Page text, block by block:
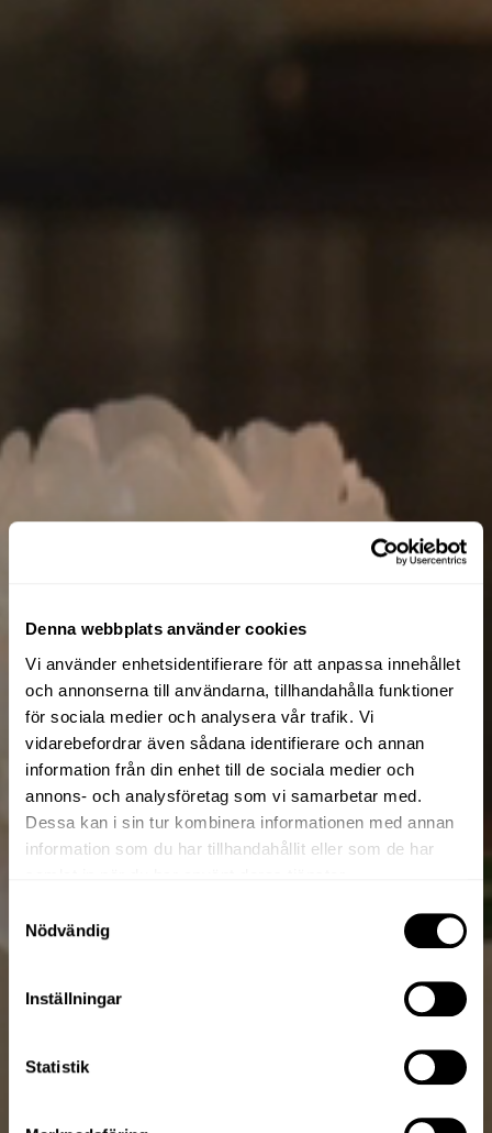
Denna webbplats använder cookies
Vi använder enhetsidentifierare för att anpassa innehållet
och annonserna till användarna, tillhandahålla funktioner
för sociala medier och analysera vår trafik. Vi
vidarebefordrar även sådana identifierare och annan
information från din enhet till de sociala medier och
annons- och analysföretag som vi samarbetar med.
Dessa kan i sin tur kombinera informationen med annan
information som du har tillhandahållit eller som de har
Nödvändig
Inställningar
Statistik